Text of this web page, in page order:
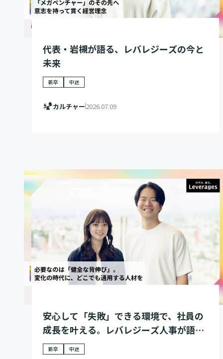
代表・岩槻が語る、レバレジーズの今と
未来
新卒 中途
カルチャー2026.07.09
安心して「失敗」できる環境で、社員の
成長を叶える。レバレジーズ人事が語
る、人材育成戦略
新卒 中途